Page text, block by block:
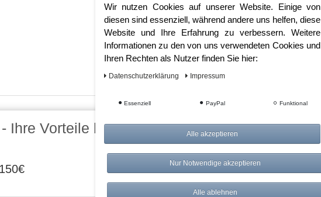
Ihre Vorteile bei AWWM:
Risikolos: 14 Tage Rückgabe
Über 20.000 Artikel
Wir nutzen Cookies auf unserer Website. Einige von
diesen sind essenziell, während andere uns helfen, diese
Website und Ihre Erfahrung zu verbessern. Weitere
Informationen zu den von uns verwendeten Cookies und
Ihren Rechten als Nutzer finden Sie hier:
Daten­schutz­erklärung Impressum
Essenziell PayPal Funktional
Alle akzeptieren
Nur Notwendige akzeptieren
Alle ablehnen